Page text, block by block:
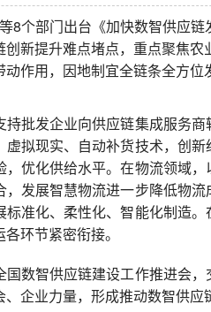
8个部门出台《加快数智供应
新提升难点堵点，重点聚焦
作用，因地制宜全链条全方
批发企业向供应链集成服务
虚拟现实、自动补货技术，创
优化供给水平。在物流领域
，发展智慧物流进一步降低物
准化、柔性化、智能化制造
环节紧密衔接。
数智供应链建设工作推进会
企业力量，形成推动数智供应